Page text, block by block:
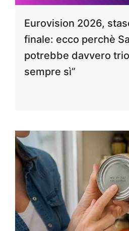
Eurovision 2026,
finale: ecco perchè
potrebbe davvero
sempre sì”